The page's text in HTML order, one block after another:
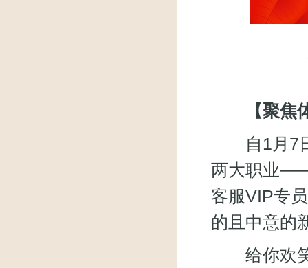
【聚焦
自1月7日
两大职业
客服VIP专
的且中意的
给你欢笑